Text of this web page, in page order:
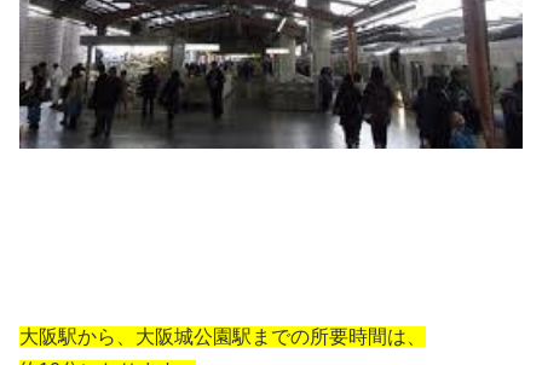
大阪駅から、大阪城公園駅までの所要時間は、